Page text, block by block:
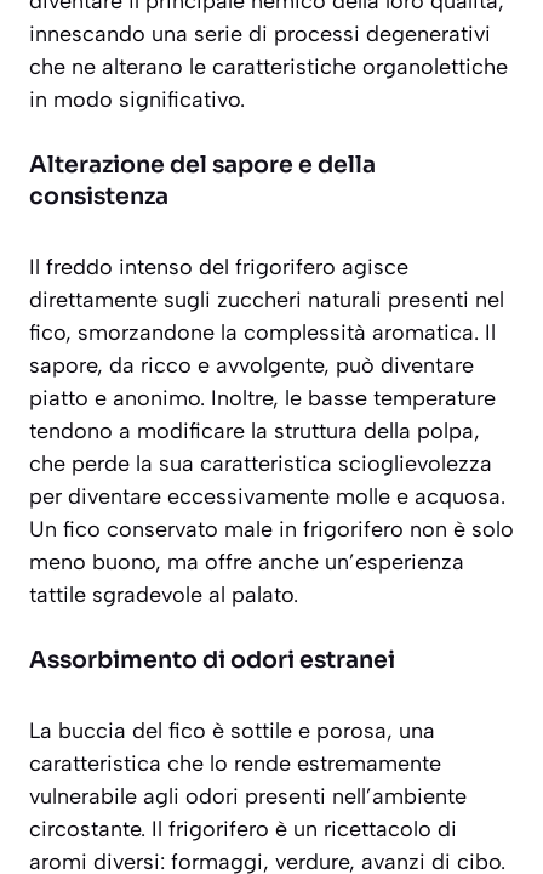
innescando una serie di processi degenerativi
che ne alterano le caratteristiche organolettiche
in modo significativo.
Alterazione del sapore e della
consistenza
Il freddo intenso del frigorifero agisce
direttamente sugli zuccheri naturali presenti nel
fico, smorzandone la complessità aromatica. Il
sapore, da ricco e avvolgente, può diventare
piatto e anonimo. Inoltre, le basse temperature
tendono a modificare la struttura della polpa,
che perde la sua caratteristica scioglievolezza
per diventare eccessivamente molle e acquosa.
Un fico conservato male in frigorifero non è solo
meno buono, ma offre anche un’esperienza
tattile sgradevole al palato.
Assorbimento di odori estranei
La buccia del fico è sottile e porosa, una
caratteristica che lo rende estremamente
vulnerabile agli odori presenti nell’ambiente
circostante. Il frigorifero è un ricettacolo di
aromi diversi: formaggi, verdure, avanzi di cibo.